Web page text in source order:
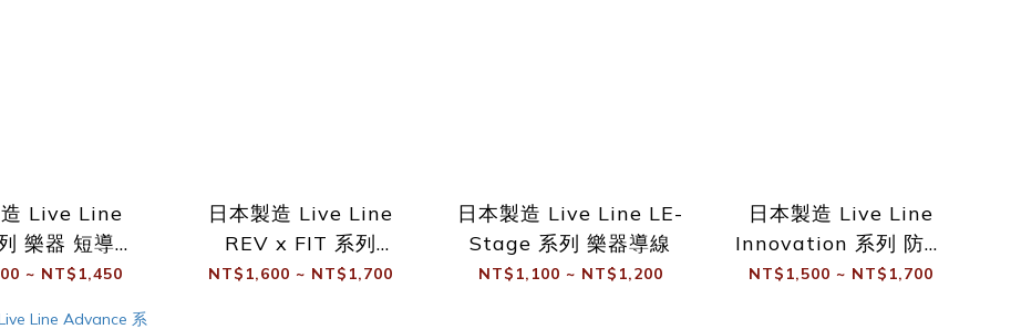
造 Live Line
樂器 短導線
度可調
~ NT$1,450
日本製造 Live Line
REV x FIT 系列
Standard 樂器導線 角
NT$1,600 ~ NT$1,700
日本製造 Live Line LE-
Stage 系列 樂器導線
NT$1,100 ~ NT$1,200
日本製造 Live Line
Innovation 系列 防爆
樂器導線
NT$1,500 ~ NT$1,700